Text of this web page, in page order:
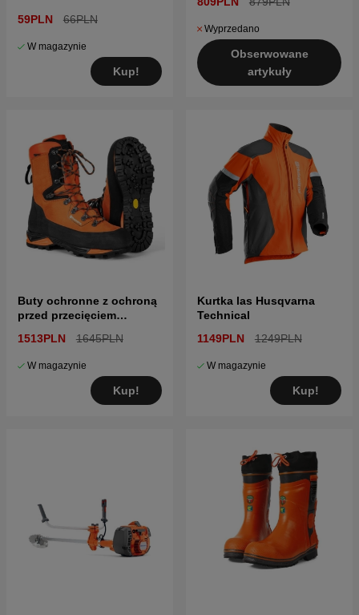
59PLN 66PLN
W magazynie
Kup!
Wyprzedano
Obserwowane
artykuły
Buty ochronne z ochroną
przed przecięciem
1513PLN 1645PLN
W magazynie
Kup!
Kurtka las Husqvarna
Technical
1149PLN
1249PLN
W magazynie
Kup!